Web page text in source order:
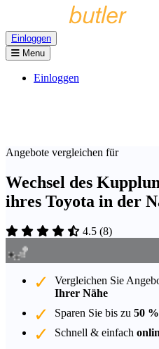
Einloggen
Menu
Einloggen
Angebote vergleichen für
Wechsel des
ihres Toyota in der
4.5 (8)
Vergleichen Sie
Ihrer Nähe
Sparen Sie bis zu 50 %
Schnell & einfach